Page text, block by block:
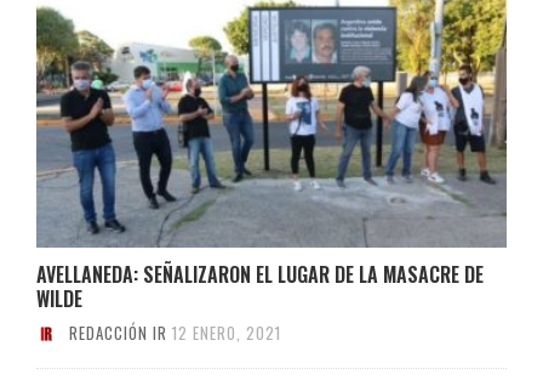
AVELLANEDA: SEÑALIZARON EL LUGAR DE LA MASACRE DE
WILDE
REDACCIÓN IR 12 ENERO, 2021